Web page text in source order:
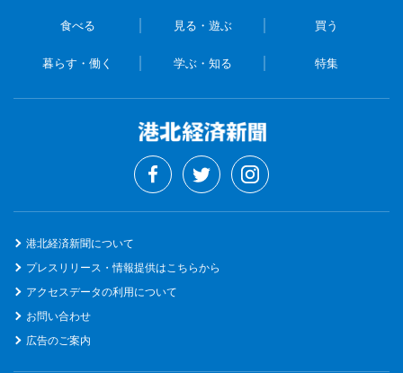
食べる 見る・遊ぶ 買う
暮らす・働く 学ぶ・知る 特集
港北経済新聞について
プレスリリース・情報提供はこちらから
アクセスデータの利用について
お問い合わせ
広告のご案内